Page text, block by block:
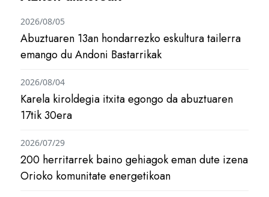
Abuztuaren 13an hondarrezko eskultura tailerra
emango du Andoni Bastarrikak
2026/08/05
Karela kiroldegia itxita egongo da abuztuaren
17tik 30era
2026/08/04
200 herritarrek baino gehiagok eman dute izena
Orioko komunitate energetikoan
2026/07/29